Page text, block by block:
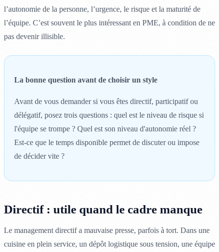
l’autonomie de la personne, l’urgence, le risque et la maturité de
l’équipe. C’est souvent le plus intéressant en PME, à condition de ne
pas devenir illisible.
La bonne question avant de choisir un style
Avant de vous demander si vous êtes directif, participatif ou
délégatif, posez trois questions : quel est le niveau de risque si
l'équipe se trompe ? Quel est son niveau d'autonomie réel ?
Est-ce que le temps disponible permet de discuter ou impose
de décider vite ?
Directif : utile quand le cadre manque
Le management directif a mauvaise presse, parfois à tort. Dans une
cuisine en plein service, un dépôt logistique sous tension, une équipe